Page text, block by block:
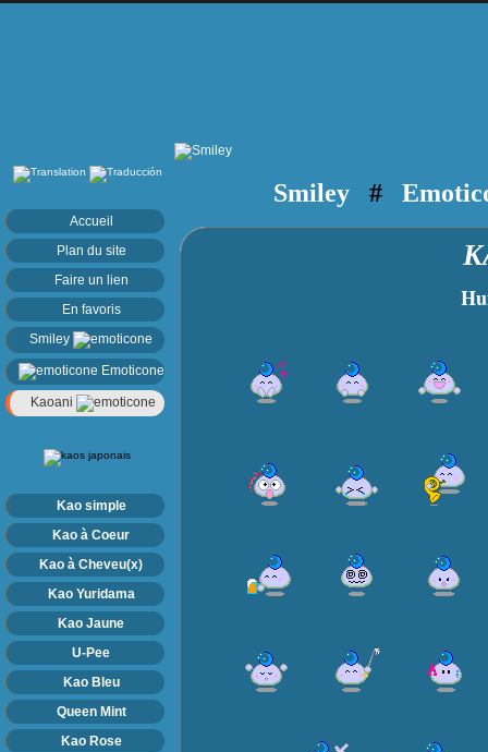
Accueil
Plan du site
Faire un lien
En favoris
Smiley
Emoticone
Kaoani
Kao simple
Kao à Coeur
Kao à Cheveu(x)
Kao Yuridama
Kao Jaune
U-Pee
Kao Bleu
Queen Mint
Kao Rose
Smiley#